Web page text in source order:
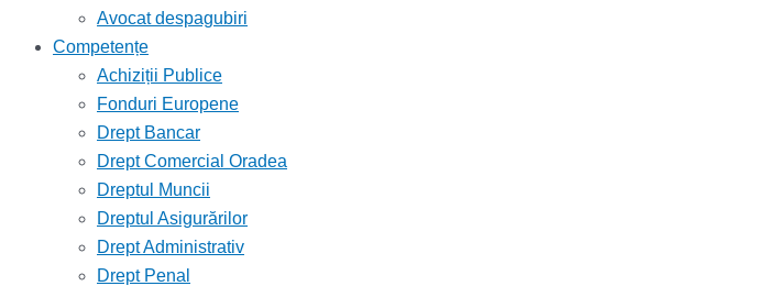
Avocat despagubiri
Competențe
Achiziții Publice
Fonduri Europene
Drept Bancar
Drept Comercial Oradea
Dreptul Muncii
Dreptul Asigurărilor
Drept Administrativ
Drept Penal